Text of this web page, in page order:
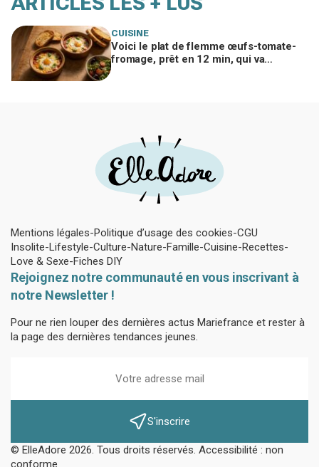
CUISINE
Voici le plat de flemme œufs-tomate-
fromage, prêt en 12 min, qui va
Mentions légales Politique d’usage des cookies CGU
Insolite Lifestyle Culture Nature Famille Cuisine Recettes
Love & Sexe Fiches DIY
Rejoignez notre communauté en vous inscrivant à
notre Newsletter !
Pour ne rien louper des dernières actus Mariefrance et rester à
la page des dernières tendances jeunes.
S'inscrire
© ElleAdore 2026. Tous droits réservés. Accessibilité : non
conforme